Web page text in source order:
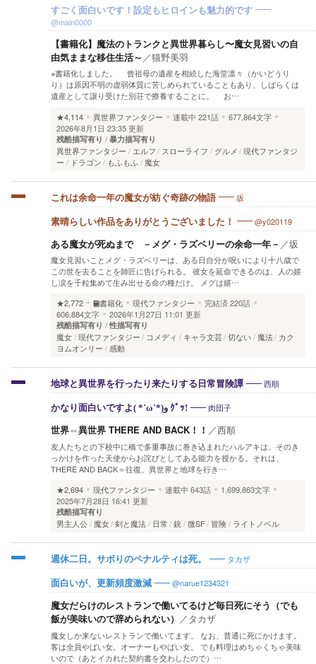
すごく面白いです！設定もヒロインも魅力的です
@main0000
【書籍化】魔法のトランクと異世界暮らし〜魔女見習いの自
由気ままな移住生活～ ／猫野美羽
※書籍化しました。 曾祖母の遺産を相続した海堂凛々（かいどうり
り）は原因不明の虚弱体質に苦しめられていることもあり、しばらくは
遺産として譲り受けた別荘で療養することに。 お…
★4,114
異世界ファンタジー 連載中 221話
677,864文字
2026年8月1日 23:35 更新
残酷描写有り 暴力描写有り
異世界ファンタジー エルフ スローライフ グルメ
現代ファンタジ
ー
ドラゴン もふもふ 魔女
これは余命一年の魔女が紡ぐ奇跡の物語 坂
素晴らしい作品をありがとうございました！ @y020119
ある魔女が死ぬまで －メグ・ラズベリーの余命一年－ ／坂
魔女見習いことメグ・ラズベリーは、ある日自分が呪いにより十八歳で
この世を去ることを師匠に告げられる。 彼女を延命できるのは、人の嬉
し涙を千粒集めて生み出せる命の種だけ。 メグは嬉…
★2,772
書籍化 現代ファンタジー 完結済 220話
606,884文字
2026年1月27日 11:01 更新
残酷描写有り 性描写有り
魔女 現代ファンタジー コメディ キャラ文芸 切ない 魔法 カク
ヨムオンリー
感動
地球と異世界を行ったり来たりする日常冒険譚 西順
かなり面白いですよ( *˙ω˙*)و ｸﾞｯ! 肉団子
世界⇔異世界 THERE AND BACK！！ ／西順
友人たちとの下校中に橋で多重事故に巻き込まれたハルアキは、そのき
っかけを作った天使からお詫びとしてある能力を授かる。それは、
THERE AND BACK＝往復。異世界と地球を行き…
★2,694
現代ファンタジー 連載中 643話
1,699,863文字
2025年7月28日 16:41 更新
残酷描写有り
男主人公 魔女 剣と魔法 日常 銃 微SF 冒険 ライトノベル
週休二日。サボりのペナルティは死。 タカザ
面白いが、更新頻度激減 @narue1234321
魔女だらけのレストランで働いてるけど毎日死にそう（でも
飯が美味いので辞められない） ／ タカザ
魔女しか来ないレストランで働いてます。 なお、普通に死にかけます。
客は全員やばい女。オーナーもやばい女。 でも料理はめちゃくちゃ美味
いので（あとイカれた契約書を交わしたので）…